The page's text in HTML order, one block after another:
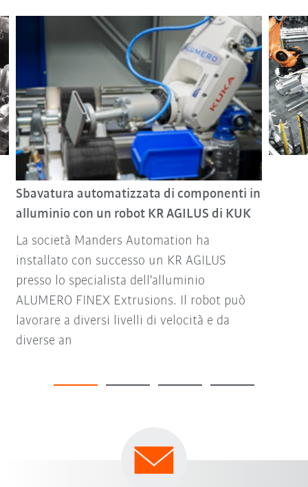
Sbavatura automatizzata di componenti in
alluminio con un robot KR AGILUS di KUK
La società Manders Automation ha
installato con successo un KR AGILUS
presso lo specialista dell'alluminio
ALUMERO FINEX Extrusions. Il robot può
lavorare a diversi livelli di velocità e da
diverse an